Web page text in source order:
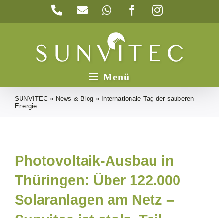
TelefonE-
Mail
WhatsAppFacebookInstagram
SUNVITEC» News & Blog » Internationale Tag der sauberen
Energie
Photovoltaik-Ausbau in
Thüringen: Über 122.000
Solaranlagen am Netz –